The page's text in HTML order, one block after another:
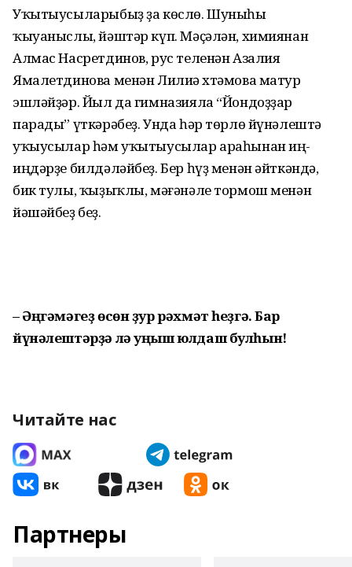
Уҡытыусыларыбыҙ ҙа көслө. Шуныһы
ҡыуаныслы, йәштәр күп. Мәҫәлән, химиянан
Алмас Насретдинов, рус теленән Азалия
Ямалетдинова менән Лилиә Әхтәмова матур
эшләйҙәр. Йыл да гимназияла “Йондоҙҙар
парады” үткәрәбеҙ. Унда һәр төрлө йүнә­леш­тә
уҡыусылар һәм уҡытыусылар араһынан иң-
иңдәрҙе билдәләйбеҙ. Бер һүҙ менән әйткәндә,
бик тулы, ҡыҙыҡлы, мәғәнәле тормош менән
йәшәйбеҙ беҙ.
– Әңгәмәгеҙ өсөн ҙур рәхмәт һеҙгә. Бар
йүнәлештәрҙә лә уңыш юлдаш булһын!
Читайте нас
Партнеры